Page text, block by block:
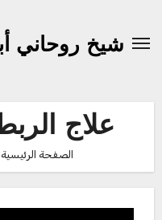
المحتوىشيخ روحاني
علاج
الصفحة الرئيسية